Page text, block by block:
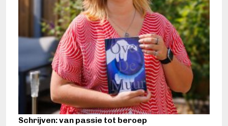
Schrijven: van passie tot beroep